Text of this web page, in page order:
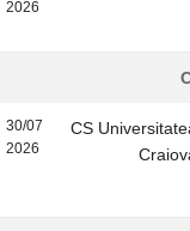
2026
30/07
2026
CS